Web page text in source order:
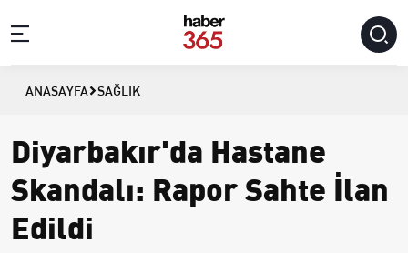
ANASAYFA SAĞLIK
Diyarbakır'da Hastane
Skandalı: Rapor Sahte İlan
Edildi